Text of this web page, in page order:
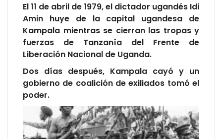
El 11 de abril de 1979, el dictador ugandés Idi
Amin huye de la capital ugandesa de
Kampala mientras se cierran las tropas y
fuerzas de Tanzanía del Frente de
Liberación Nacional de Uganda.
Dos días después, Kampala cayó y un
gobierno de coalición de exiliados tomó el
poder.